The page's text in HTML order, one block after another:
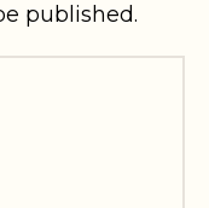
published.